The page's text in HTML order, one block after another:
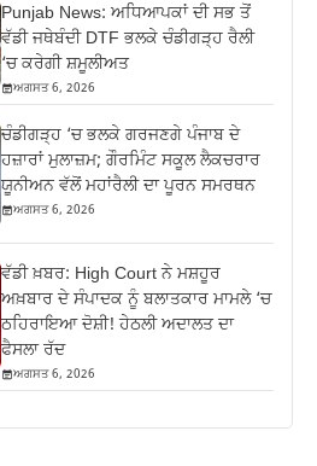
Punjab News: ਅਧਿਆਪਕਾਂ ਦੀ ਸਭ ਤੋਂ
ਵੱਡੀ ਜਥੇਬੰਦੀ DTF ਭਲਕੇ ਚੰਡੀਗੜ੍ਹ ਰੈਲੀ
‘ਚ ਕਰੇਗੀ ਸ਼ਮੂਲੀਅਤ
ਅਗਸਤ 6, 2026
ਚੰਡੀਗੜ੍ਹ ‘ਚ ਭਲਕੇ ਗਰਜਣਗੇ ਪੰਜਾਬ ਦੇ
ਹਜ਼ਾਰਾਂ ਮੁਲਾਜ਼ਮ; ਗੌਰਮਿੰਟ ਸਕੂਲ ਲੈਕਚਰਾਰ
ਯੂਨੀਅਨ ਵੱਲੋਂ ਮਹਾਂਰੈਲੀ ਦਾ ਪੂਰਨ ਸਮਰਥਨ
ਅਗਸਤ 6, 2026
ਵੱਡੀ ਖ਼ਬਰ: High Court ਨੇ ਮਸ਼ਹੂਰ
ਅਖ਼ਬਾਰ ਦੇ ਸੰਪਾਦਕ ਨੂੰ ਬਲਾਤਕਾਰ ਮਾਮਲੇ ‘ਚ
ਠਹਿਰਾਇਆ ਦੋਸ਼ੀ! ਹੇਠਲੀ ਅਦਾਲਤ ਦਾ
ਫੈਸਲਾ ਰੱਦ
ਅਗਸਤ 6, 2026